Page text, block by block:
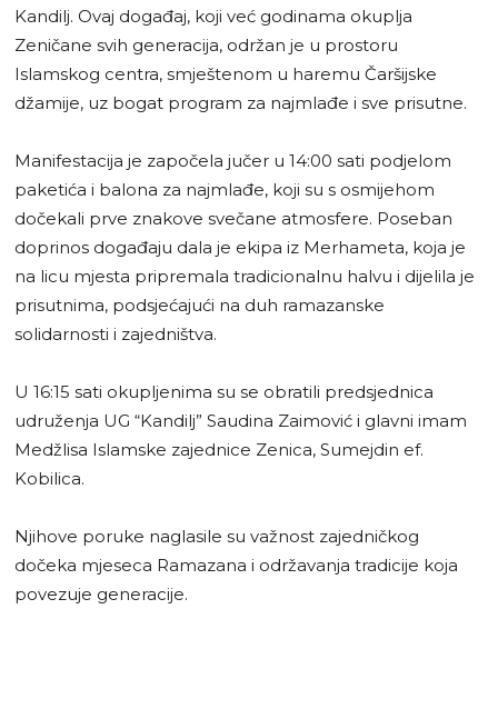
Kandilj. Ovaj događaj, koji već godinama okuplja
Zeničane svih generacija, održan je u prostoru
Islamskog centra, smještenom u haremu Čaršijske
džamije, uz bogat program za najmlađe i sve prisutne.
Manifestacija je započela jučer u 14:00 sati podjelom
paketića i balona za najmlađe, koji su s osmijehom
dočekali prve znakove svečane atmosfere. Poseban
doprinos događaju dala je ekipa iz Merhameta, koja je
na licu mjesta pripremala tradicionalnu halvu i dijelila je
prisutnima, podsjećajući na duh ramazanske
solidarnosti i zajedništva.
U 16:15 sati okupljenima su se obratili predsjednica
udruženja UG “Kandilj” Saudina Zaimović i glavni imam
Medžlisa Islamske zajednice Zenica, Sumejdin ef.
Kobilica.
Njihove poruke naglasile su važnost zajedničkog
dočeka mjeseca Ramazana i održavanja tradicije koja
povezuje generacije.